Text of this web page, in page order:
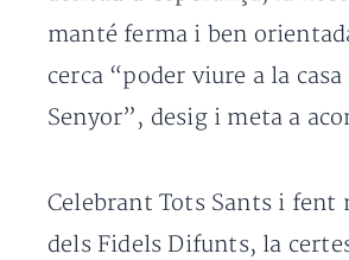
manté ferma i ben
cerca “poder viure a la casa
Senyor”, desig i meta a
Celebrant Tots Sants i fent
dels Fidels Difunts, la